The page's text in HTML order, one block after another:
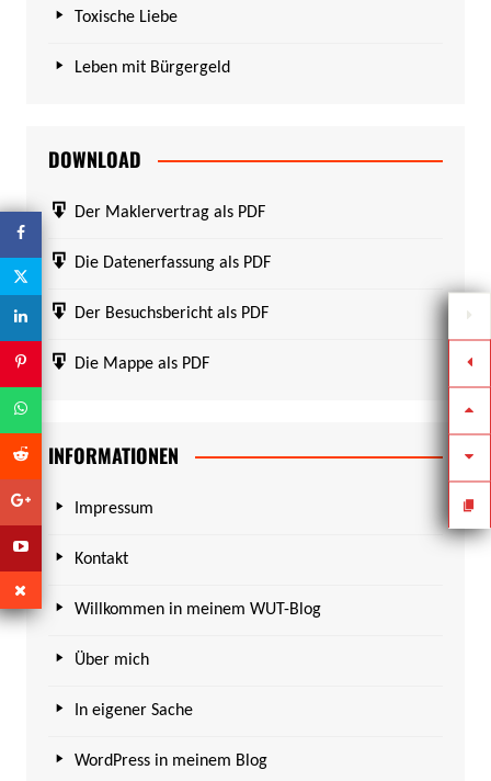
Toxische Liebe
Leben mit Bürgergeld
DOWNLOAD
Der Maklervertrag als PDF
Die Datenerfassung als PDF
Der Besuchsbericht als PDF
Die Mappe als PDF
INFORMATIONEN
Impressum
Kontakt
Willkommen in meinem WUT-Blog
Über mich
In eigener Sache
WordPress in meinem Blog